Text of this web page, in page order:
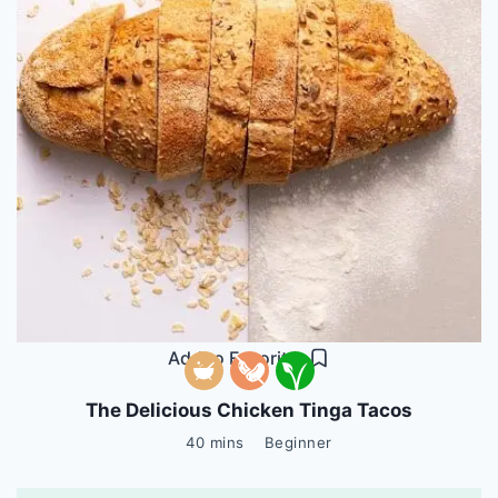
Add to Favorites
The Delicious Chicken Tinga Tacos
40 mins Beginner